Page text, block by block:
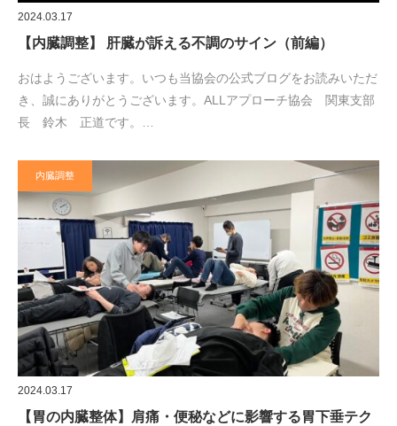
2024.03.17
【内臓調整】 肝臓が訴える不調のサイン（前編）
おはようございます。いつも当協会の公式ブログをお読みいただ
き、誠にありがとうございます。ALLアプローチ協会 関東支部
長 鈴木 正道です。…
内臓調整
2024.03.17
【胃の内臓整体】肩痛・便秘などに影響する胃下垂テク